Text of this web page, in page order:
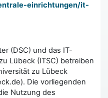
einrichtungen/it-
(DSC) und das IT-
Lübeck (ITSC) betreiben
zu Lübeck
Die vorliegenden
Nutzung des